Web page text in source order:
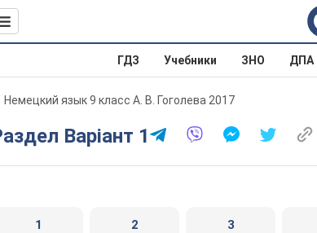
ГДЗ Учебники ЗНО ДПА
Немецкий язык 9 класс А. В. Гоголева 2017
Раздел Варіант 1
1 2 3